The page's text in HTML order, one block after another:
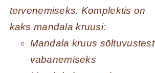
tervenemiseks. Komplektis on
kaks mandala kruusi:
Mandala kruus sõltuvustest
vabanemiseks